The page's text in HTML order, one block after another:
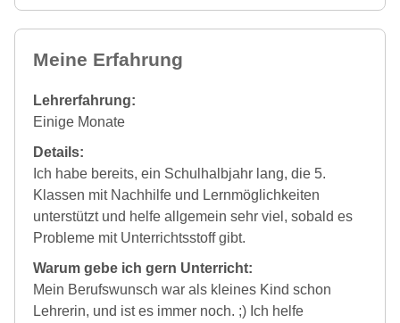
Meine Erfahrung
Lehrerfahrung:
Einige Monate
Details:
Ich habe bereits, ein Schulhalbjahr lang, die 5.
Klassen mit Nachhilfe und Lernmöglichkeiten
unterstützt und helfe allgemein sehr viel, sobald es
Probleme mit Unterrichtsstoff gibt.
Warum gebe ich gern Unterricht:
Mein Berufswunsch war als kleines Kind schon
Lehrerin, und ist es immer noch. ;) Ich helfe